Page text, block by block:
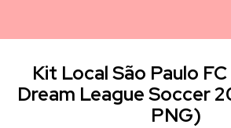
Kit Local São Paulo
Dream League Soccer
PNG)